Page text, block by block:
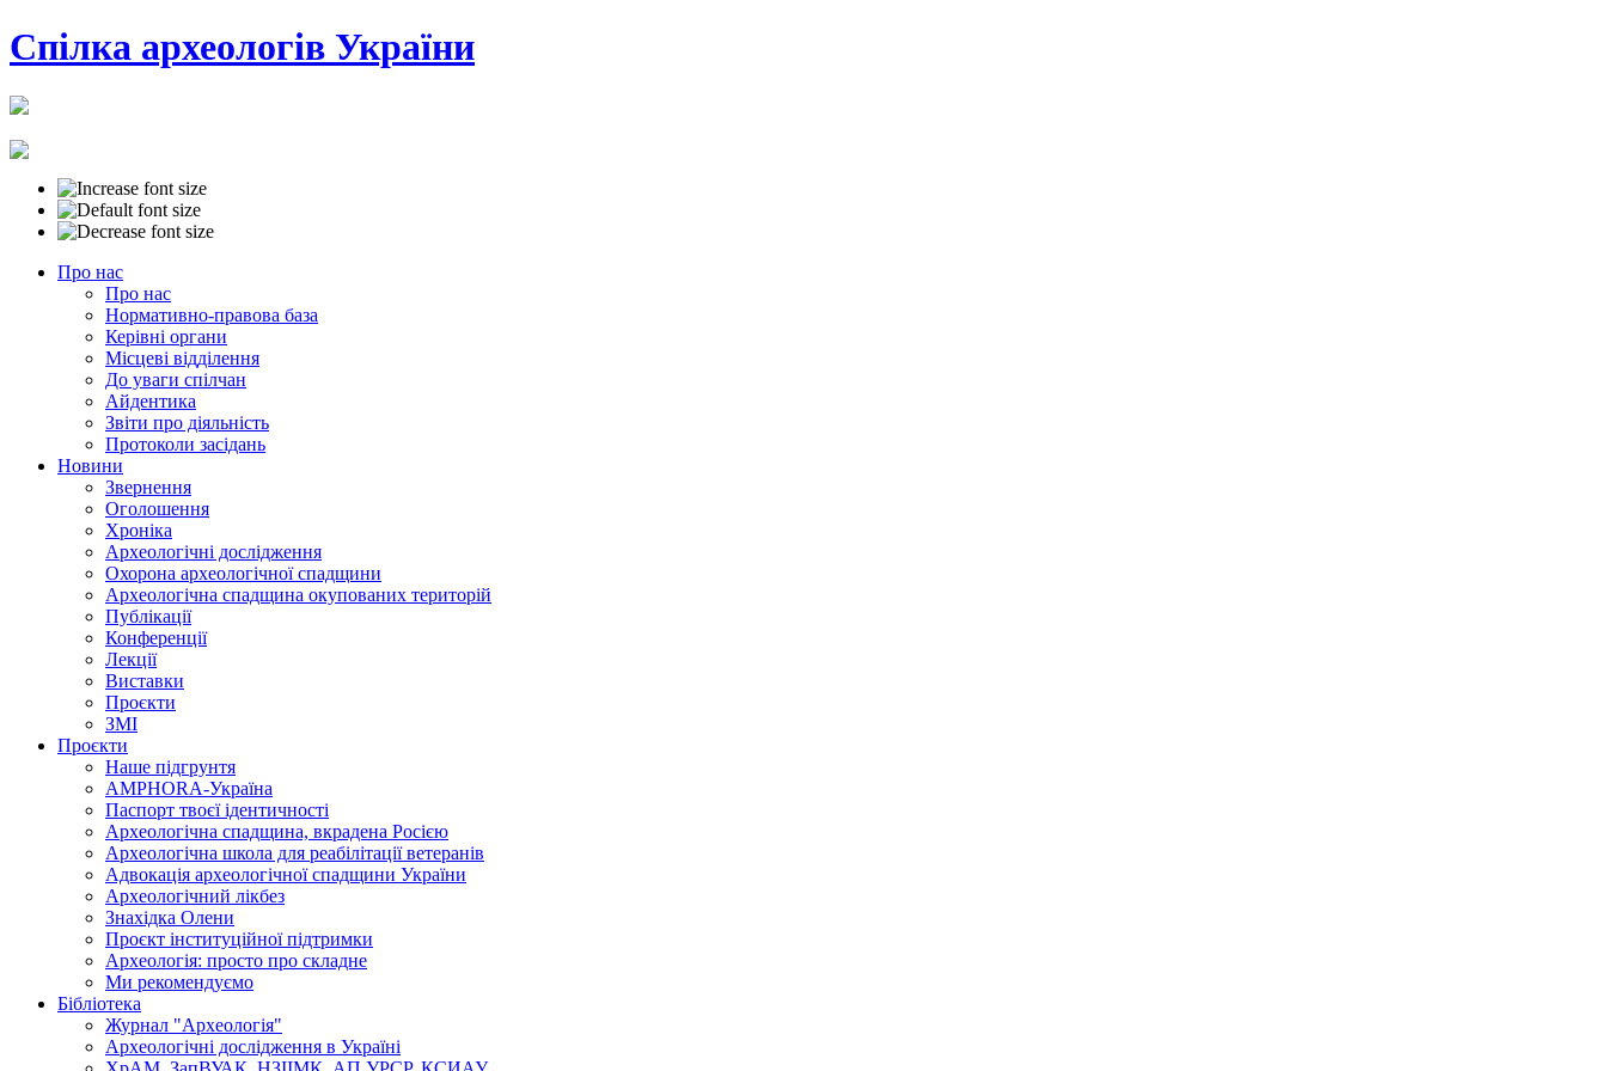
Cпілка археологів України
Про нас
Про нас
Нормативно-правова база
Керівні органи
Місцеві відділення
До уваги спілчан
Айдентика
Звіти про діяльність
Протоколи засідань
Новини
Звернення
Оголошення
Хроніка
Археологічні дослідження
Охорона археологічної спадщини
Археологічна спадщина окупованих територій
Публікації
Конференції
Лекції
Виставки
Проєкти
ЗМІ
Проєкти
Наше підгрунтя
AMPHORA-Україна
Паспорт твоєї ідентичності
Археологічна спадщина, вкрадена Росією
Археологічна школа для реабілітації ветеранів
Адвокація археологічної спадщини України
Археологічний лікбез
Знахідка Олени
Проєкт інституційної підтримки
Археологія: просто про складне
Ми рекомендуємо
Бібліотека
Журнал "Археологія"
Археологічні дослідження в Україні